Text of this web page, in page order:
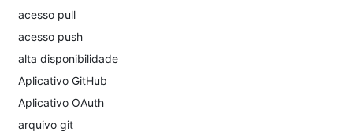
acesso pull
acesso push
alta disponibilidade
Aplicativo GitHub
Aplicativo OAuth
arquivo git